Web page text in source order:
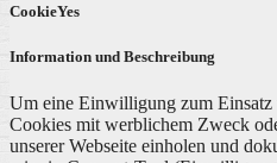
CookieYes
Information und Beschreibung
Um eine Einwilligung zum
Cookies mit werblichem Zweck
unserer Webseite einholen und